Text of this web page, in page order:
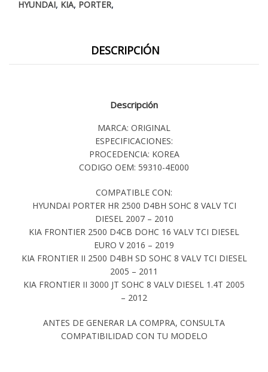
HYUNDAI, KIA, PORTER,
DESCRIPCIÓN
Descripción
MARCA: ORIGINAL
ESPECIFICACIONES:
PROCEDENCIA: KOREA
CODIGO OEM: 59310-4E000
COMPATIBLE CON:
HYUNDAI PORTER HR 2500 D4BH SOHC 8 VALV TCI
DIESEL 2007 – 2010
KIA FRONTIER 2500 D4CB DOHC 16 VALV TCI DIESEL
EURO V 2016 – 2019
KIA FRONTIER II 2500 D4BH SD SOHC 8 VALV TCI DIESEL
2005 – 2011
KIA FRONTIER II 3000 JT SOHC 8 VALV DIESEL 1.4T 2005
– 2012
ANTES DE GENERAR LA COMPRA, CONSULTA
COMPATIBILIDAD CON TU MODELO